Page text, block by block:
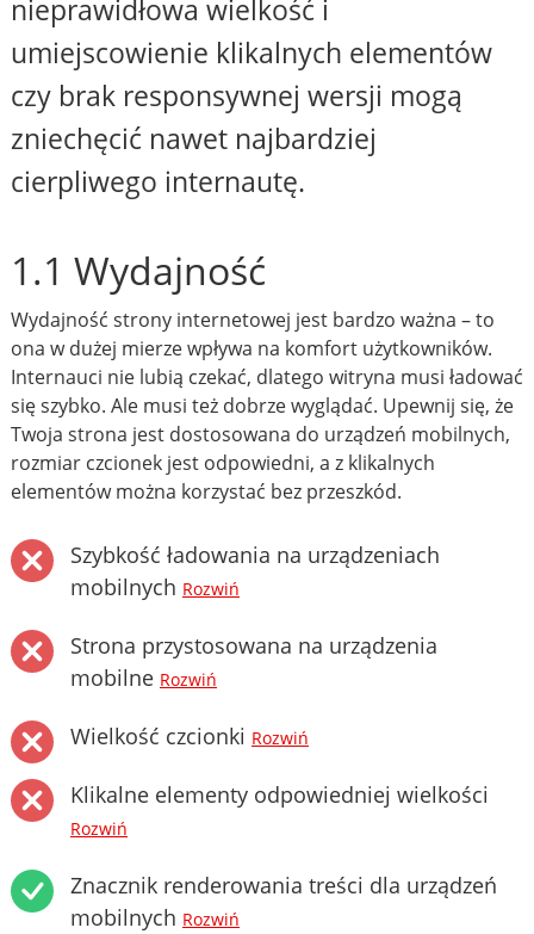
nieprawidłowa wielkość i
umiejscowienie klikalnych elementów
czy brak responsywnej wersji mogą
zniechęcić nawet najbardziej
cierpliwego internautę.
1.1 Wydajność
Wydajność strony internetowej jest bardzo ważna – to
ona w dużej mierze wpływa na komfort użytkowników.
Internauci nie lubią czekać, dlatego witryna musi ładować
się szybko. Ale musi też dobrze wyglądać. Upewnij się, że
Twoja strona jest dostosowana do urządzeń mobilnych,
rozmiar czcionek jest odpowiedni, a z klikalnych
elementów można korzystać bez przeszkód.
Szybkość ładowania na urządzeniach
mobilnych Rozwiń
Strona przystosowana na urządzenia
mobilne Rozwiń
Wielkość czcionki Rozwiń
Klikalne elementy odpowiedniej wielkości
Rozwiń
Znacznik renderowania treści dla urządzeń
mobilnych Rozwiń